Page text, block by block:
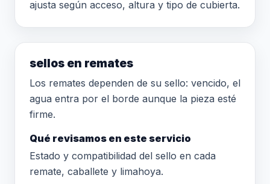
ajusta según acceso, altura y tipo de cubierta.
sellos en remates
Los remates dependen de su sello: vencido, el
agua entra por el borde aunque la pieza esté
firme.
Qué revisamos en este servicio
Estado y compatibilidad del sello en cada
remate, caballete y limahoya.